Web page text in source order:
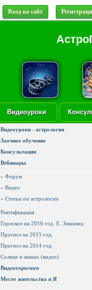
Вход на сайт
Видеоуроки
Видеоуроки - астрология
Заочное обучение
Консультации
Вебинары
» Форум
» Видео
» Статьи по астрологии
Ректификация
Гороскоп на 2016 год. Е. Зимовец
Прогноз на 2015 год
Прогноз на 2014 год
Солнце в знаках (видео)
Видеогороскоп
Место жительства и Я